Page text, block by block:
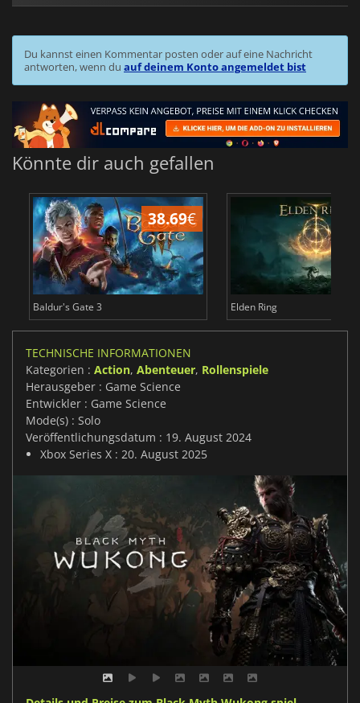
Du kannst einen Kommentar posten oder auf eine Nachricht
antworten, wenn du auf deinem Konto angemeldet bist
Könnte dir auch gefallen
38.69€
Baldur's Gate 3 Elden Ring
TECHNISCHE INFORMATIONEN
Kategorien : Action, Abenteuer, Rollenspiele
Herausgeber : Game Science
Entwickler : Game Science
Mode(s) : Solo
Veröffentlichungsdatum : 19. August 2024
Xbox Series X : 20. August 2025